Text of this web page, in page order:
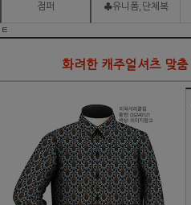
점퍼 ♣유니폼,단체복
ㅌ
화려한 캐주얼셔츠 맞춤